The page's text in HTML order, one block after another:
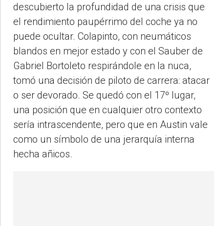
descubierto la profundidad de una crisis que
el rendimiento paupérrimo del coche ya no
puede ocultar. Colapinto, con neumáticos
blandos en mejor estado y con el Sauber de
Gabriel Bortoleto respirándole en la nuca,
tomó una decisión de piloto de carrera: atacar
o ser devorado. Se quedó con el 17º lugar,
una posición que en cualquier otro contexto
sería intrascendente, pero que en Austin vale
como un símbolo de una jerarquía interna
hecha añicos.